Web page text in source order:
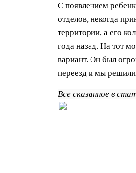
С появлением
отделов, некогда
территории, а его
года назад. На тот
вариант. Он был
переезд и мы
Все сказанное в